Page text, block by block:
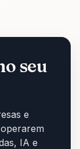
seu
e
IA e